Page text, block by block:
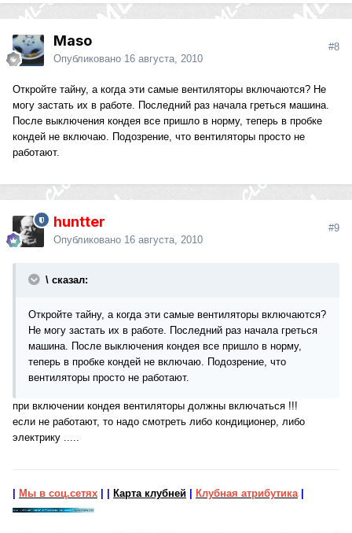
Maso
Опубликовано 16 августа, 2010
#8
Откройте тайну, а когда эти самые вентиляторы включаются? Не
могу застать их в работе. Последний раз начала греться машина.
После выключения кондея все пришло в норму, теперь в пробке
кондей не включаю. Подозрение, что вентиляторы просто не
работают.
huntter
Опубликовано 16 августа, 2010
#9
\ сказал:
Откройте тайну, а когда эти самые вентиляторы включаются?
Не могу застать их в работе. Последний раз начала греться
машина. После выключения кондея все пришло в норму,
теперь в пробке кондей не включаю. Подозрение, что
вентиляторы просто не работают.
при включении кондея вентиляторы должны включаться !!!
если не работают, то надо смотреть либо кондиционер, либо
электрику .....
Мы в соц.сетях Карта клубней Клубная атрибутика|